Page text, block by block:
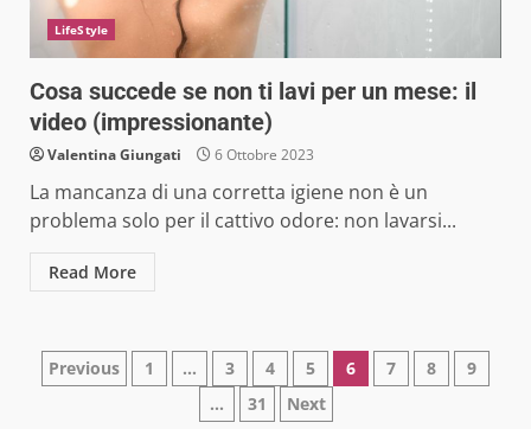
LifeStyle
Cosa succede se non ti lavi per un mese: il
video (impressionante)
Valentina Giungati 6 Ottobre 2023
La mancanza di una corretta igiene non è un
problema solo per il cattivo odore: non lavarsi...
Read More
Paginazione
Previous 1 … 3 4 5 6 7 8
9
…
31 Next